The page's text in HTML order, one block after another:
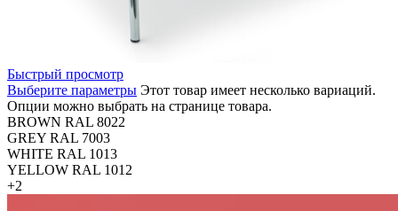
Быстрый просмотр
Выберите параметры Этот товар имеет несколько вариаций.
Опции можно выбрать на странице товара.
BROWN RAL 8022
GREY RAL 7003
WHITE RAL 1013
YELLOW RAL 1012
+2